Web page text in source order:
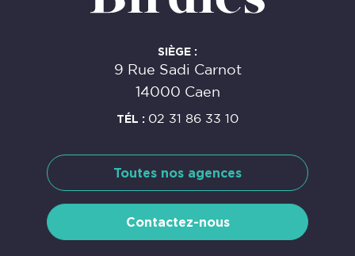
SIÈGE :
9 Rue Sadi Carnot
14000 Caen
TÉL : 02 31 86 33 10
Toutes nos agences
Contactez-nous